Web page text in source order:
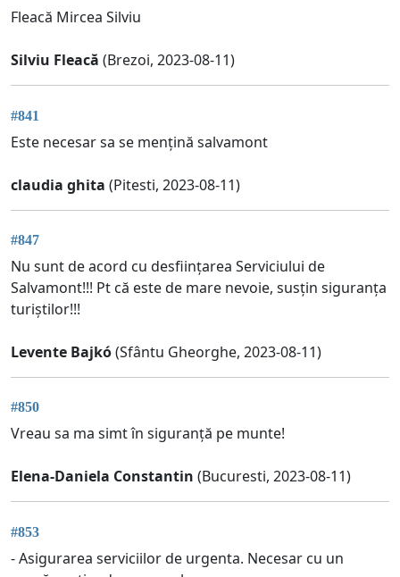
Fleacă Mircea Silviu
Silviu Fleacă (Brezoi, 2023-08-11)
#841
Este necesar sa se mențină salvamont
claudia ghita (Pitesti, 2023-08-11)
#847
Nu sunt de acord cu desființarea Serviciului de
Salvamont!!! Pt că este de mare nevoie, susțin siguranța
turiștilor!!!
Levente Bajkó(Sfântu Gheorghe, 2023-08-11)
#850
Vreau sa ma simt în siguranță pe munte!
Elena-Daniela Constantin (Bucuresti, 2023-08-11)
#853
- Asigurarea serviciilor de urgenta. Necesar cu un